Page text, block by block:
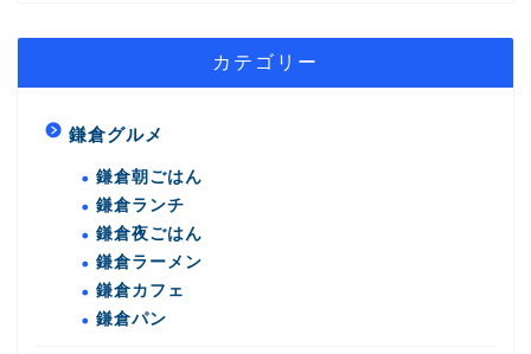
カテゴリー
鎌倉グルメ
鎌倉朝ごはん
鎌倉ランチ
鎌倉夜ごはん
鎌倉ラーメン
鎌倉カフェ
鎌倉パン